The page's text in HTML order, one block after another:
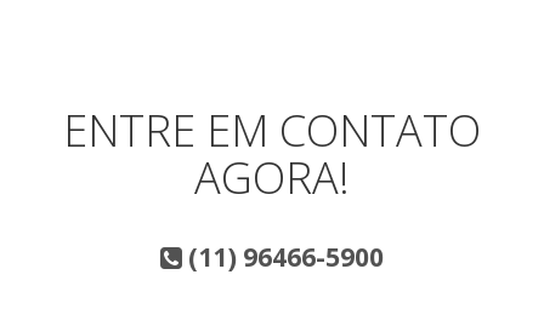
ENTRE EM CONTATO
AGORA!
(11) 96466-5900